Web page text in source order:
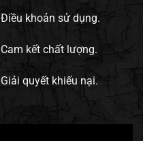
Điều khoản sử dụng.
Cam kết chất lượng.
Giải quyết khiếu nại.